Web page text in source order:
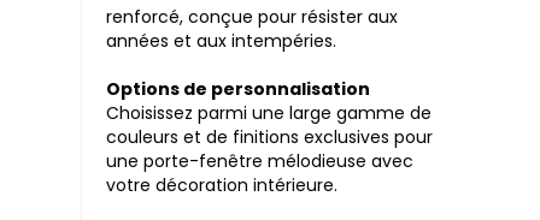
renforcé, conçue pour résister aux
années et aux intempéries.
Options de personnalisation
Choisissez parmi une large gamme de
couleurs et de finitions exclusives pour
une porte-fenêtre mélodieuse avec
votre décoration intérieure.